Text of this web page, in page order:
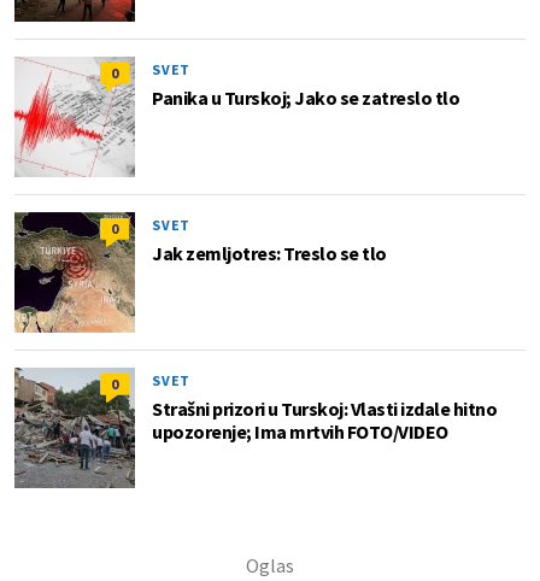
0 SVET
Panika u Turskoj; Jako se zatreslo tlo
0 SVET
Jak zemljotres: Treslo se tlo
0 SVET
Strašni prizori u Turskoj: Vlasti izdale hitno
upozorenje; Ima mrtvih FOTO/VIDEO